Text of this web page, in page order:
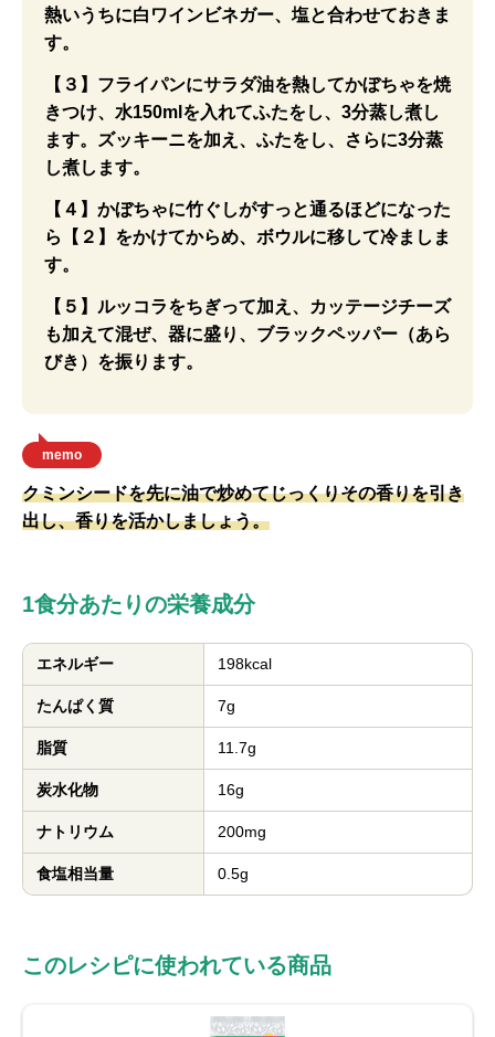
熱いうちに白ワインビネガー、塩と合わせておきま
す。
【３】フライパンにサラダ油を熱してかぼちゃを焼
きつけ、水150mlを入れてふたをし、3分蒸し煮し
ます。ズッキーニを加え、ふたをし、さらに3分蒸
し煮します。
【４】かぼちゃに竹ぐしがすっと通るほどになった
ら【２】をかけてからめ、ボウルに移して冷ましま
す。
【５】ルッコラをちぎって加え、カッテージチーズ
も加えて混ぜ、器に盛り、ブラックペッパー（あら
びき）を振ります。
memo
クミンシードを先に油で炒めてじっくりその香りを引き
出し、香りを活かしましょう。
1食分あたりの栄養成分
エネルギー 198kcal
たんぱく質 7g
脂質 11.7g
炭水化物 16g
ナトリウム 200mg
食塩相当量 0.5g
このレシピに使われている商品